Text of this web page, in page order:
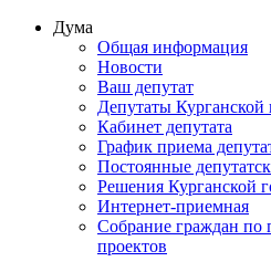
Дума
Общая информация
Новости
Ваш депутат
Депутаты
Кабинет депутата
График приема
Постоянные
Решения Курганской
Интернет-приемная
Собрание граждан по
проектов